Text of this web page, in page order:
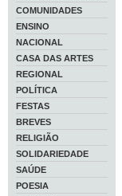
COMUNIDADES
ENSINO
NACIONAL
CASA DAS ARTES
REGIONAL
POLÍTICA
FESTAS
BREVES
RELIGIÃO
SOLIDARIEDADE
SAÚDE
POESIA